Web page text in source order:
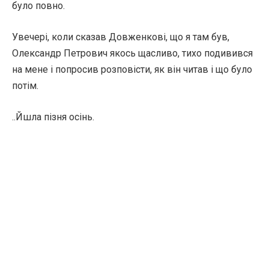
було повно.
Увечері, коли сказав Довженкові, що я там був,
Олександр Петрович якось щасливо, тихо подивився
на мене і попросив розповісти, як він читав і що було
потім.
..Йшла пізня осінь.